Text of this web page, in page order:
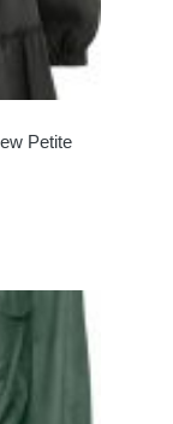
Petite